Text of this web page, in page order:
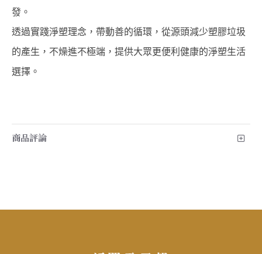
發。
透過實踐淨塑理念，帶動善的循環，從源頭減少塑膠垃圾
的產生，不燥進不極端，提供大眾更便利健康的淨塑生活
選擇。
商品評論